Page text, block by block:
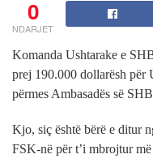
0
NDARJET
Komanda Ushtarake e
prej 190.000 dollarësh për
përmes Ambasadës së
Kjo, siç është bërë e ditur
FSK-në për t’i mbrojtur